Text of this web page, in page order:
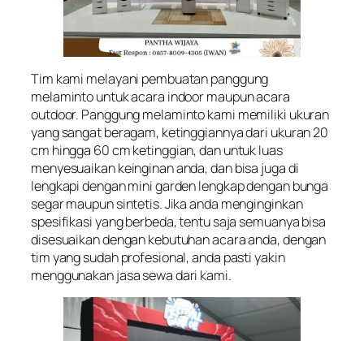
Tim kami melayani pembuatan panggung
melaminto untuk acara indoor maupun acara
outdoor. Panggung melaminto kami memiliki ukuran
yang sangat beragam, ketinggiannya dari ukuran 20
cm hingga 60 cm ketinggian, dan untuk luas
menyesuaikan keinginan anda, dan bisa juga di
lengkapi dengan mini garden lengkap dengan bunga
segar maupun sintetis. Jika anda menginginkan
spesifikasi yang berbeda, tentu saja semuanya bisa
disesuaikan dengan kebutuhan acara anda, dengan
tim yang sudah profesional, anda pasti yakin
menggunakan jasa sewa dari kami.